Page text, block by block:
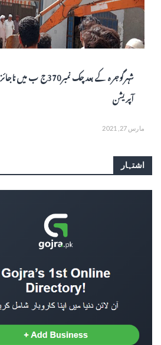
شہرگوجرہ کے بعد چک
آپریشن
مارس 27, 2021
اشتہار